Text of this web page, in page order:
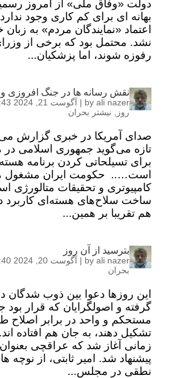
دولت «وفاق ملی» از امروز
بهانه ای برای کم کاری وجود
اعتماد «نمایندگان مردم» به
نشد. محتمل بود که برخی از
رفوزه شوند، اما پزشکیان...
نقش رسانه ها در جنگ افروزی و
byali nazer
| آگوست 21, 2024 10:43 ق.ظ
روز
نیشتر بحران
صدای آمریکا در خبری گزارش می
تازه می‌گوید جمهوری اسلامی در
برای تسیلحاتی کردن برنامه
است….. حکومت ایران مشغول
کامپیوتری و تحقیقات متالورژی
ساخت سلاح‌های هسته‌ای کاربرد
هم تقریبا بر همین...
بترسید از آن روز
byali nazer
| آگوست 20, 2024 4:40 ب.ظ
بحران
این روزها دعوا بین ذوب شدگان در
گرفته و اصولگرایان که قرار بود
مستحکم و واحد در برابر اصلاح
تشکیل دهند، به جان هم افتاده
زمانی آغاز شد که عراقچی
پیشنهاد شد. امیر ثابتی، از نوچه
نطقی در مجلس...